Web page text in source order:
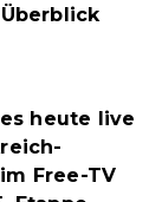
heute live
Free-TV